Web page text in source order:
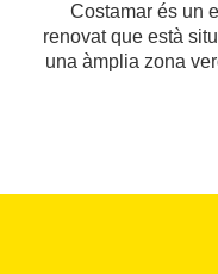
Costamar és un
renovat que està
una àmplia zona